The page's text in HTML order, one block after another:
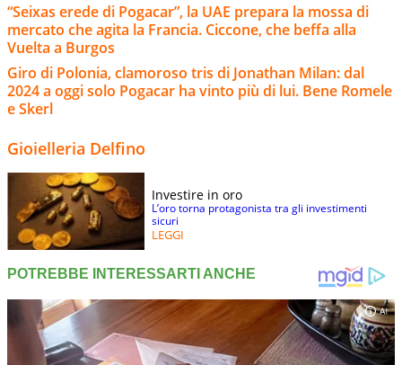
“Seixas erede di Pogacar”, la UAE prepara la mossa di
mercato che agita la Francia. Ciccone, che beffa alla
Vuelta a Burgos
Giro di Polonia, clamoroso tris di Jonathan Milan: dal
2024 a oggi solo Pogacar ha vinto più di lui. Bene Romele
e Skerl
Gioielleria Delfino
Investire in oro
L’oro torna protagonista tra gli investimenti
sicuri
LEGGI